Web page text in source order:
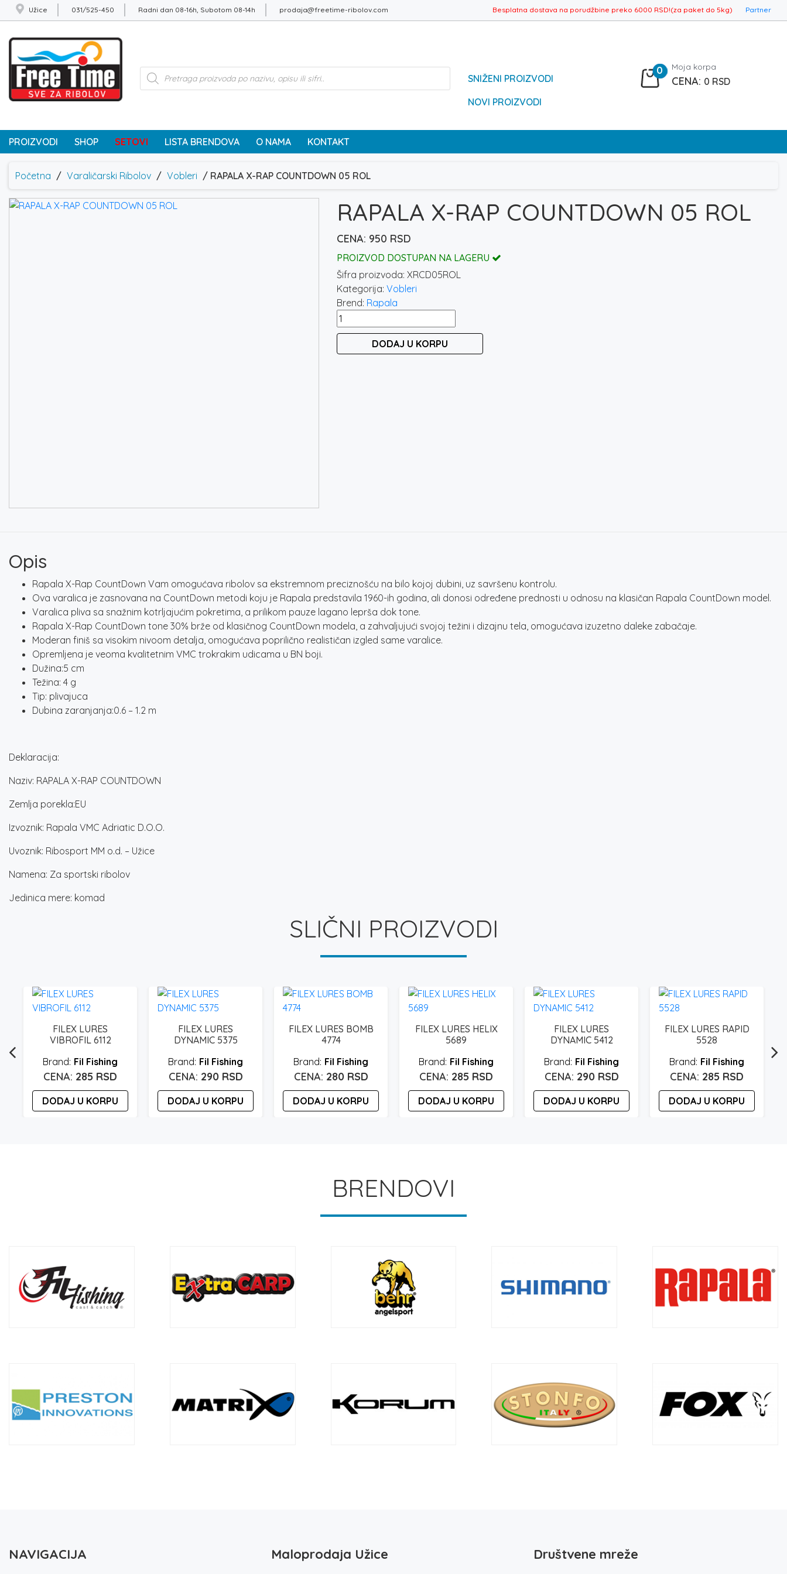
Užice 031/525-450 Radni dan 08-16h, Subotom 08-14h prodaja@freetime-ribolov.com Besplatna dostava na porudžbine preko 6000 RSD!(za paket do 5kg) Partner
Products
search
SNIŽENI PROIZVODI
NOVI PROIZVODI
0 Moja korpa
0 RSD
PROIZVODI SHOP SETOVI LISTA BRENDOVA O NAMA KONTAKT
Početna / Varaličarski Ribolov / Vobleri / RAPALA X-RAP COUNTDOWN 05 ROL
RAPALA X-RAP COUNTDOWN 05 ROL
950 RSD
PROIZVOD DOSTUPAN NA LAGERU
Šifra proizvoda: XRCD05ROL
Kategorija: Vobleri
Brend: Rapala
RAPALA
X-
COUNTDOWN
DODAJ U KORPU
Opis
Rapala X-Rap CountDown Vam omogućava ribolov sa ekstremnom preciznošću na bilo kojoj dubini, uz savršenu kontrolu.
Ova varalica je zasnovana na CountDown metodi koju je Rapala predstavila 1960-ih godina, ali donosi određene prednosti u odnosu na klasičan Rapala CountDown model.
Varalica pliva sa snažnim kotrljajućim pokretima, a prilikom pauze lagano leprša dok tone.
Rapala X-Rap CountDown tone 30% brže od klasičnog CountDown modela, a zahvaljujući svojoj težini i dizajnu tela, omogućava izuzetno daleke zabačaje.
Moderan finiš sa visokim nivoom detalja, omogućava poprilično realističan izgled same varalice.
Opremljena je veoma kvalitetnim VMC trokrakim udicama u BN boji.
Dužina:5 cm
Težina: 4 g
Tip: plivajuca
Dubina zaranjanja:0.6 – 1.2 m
Deklaracija:
Naziv: RAPALA X-RAP COUNTDOWN
Zemlja porekla:EU
Izvoznik: Rapala VMC Adriatic D.O.O.
Uvoznik: Ribosport MM o.d. – Užice
Namena: Za sportski ribolov
Jedinica mere: komad
SLIČNI PROIZVODI
FILEX LURES
VIBROFIL 6112
Fil Fishing
285 RSD
DODAJ U KORPU
FILEX LURES
DYNAMIC 5375
Fil Fishing
290 RSD
DODAJ U KORPU
FILEX LURES BOMB
4774
Fil Fishing
280 RSD
DODAJ U KORPU
FILEX LURES HELIX
5689
Fil Fishing
285 RSD
DODAJ U KORPU
FILEX LURES
DYNAMIC 5412
Fil Fishing
290 RSD
DODAJ U KORPU
FILEX LURES RAPID
5528
Fil Fishing
285 RSD
DODAJ U KORPU
BRENDOVI
NAVIGACIJA Maloprodaja Užice Društvene mreže